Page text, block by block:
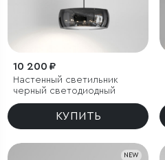
10 200 ₽
Настенный светильник
черный светодиодный
КУПИТЬ
NEW